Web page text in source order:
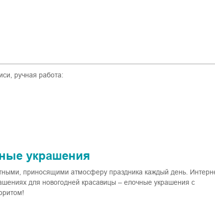
ручная работа:
украшения
приносящими атмосферу праздника каждый день.
для новогодней красавицы – елочные украшения с